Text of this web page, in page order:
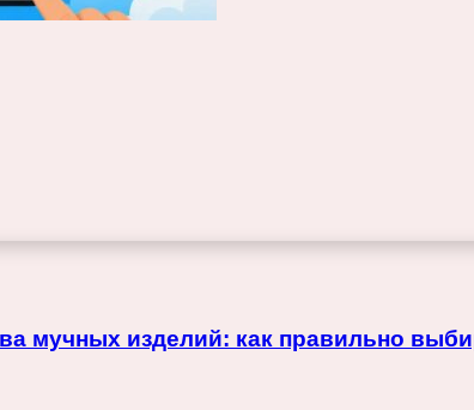
мучных изделий: как правильно